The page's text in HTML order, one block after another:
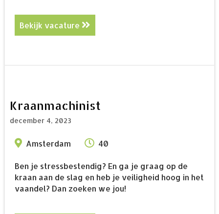
Bekijk vacature
Kraanmachinist
december 4, 2023
Amsterdam 40
Ben je stressbestendig? En ga je graag op de
kraan aan de slag en heb je veiligheid hoog in het
vaandel? Dan zoeken we jou!